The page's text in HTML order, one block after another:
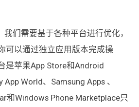
我们需要基于各种平台进行优化，
可以通过独立应用版本完成操
是苹果App Store和Android
World、Samsung Apps 、
和Windows Phone Marketplace只